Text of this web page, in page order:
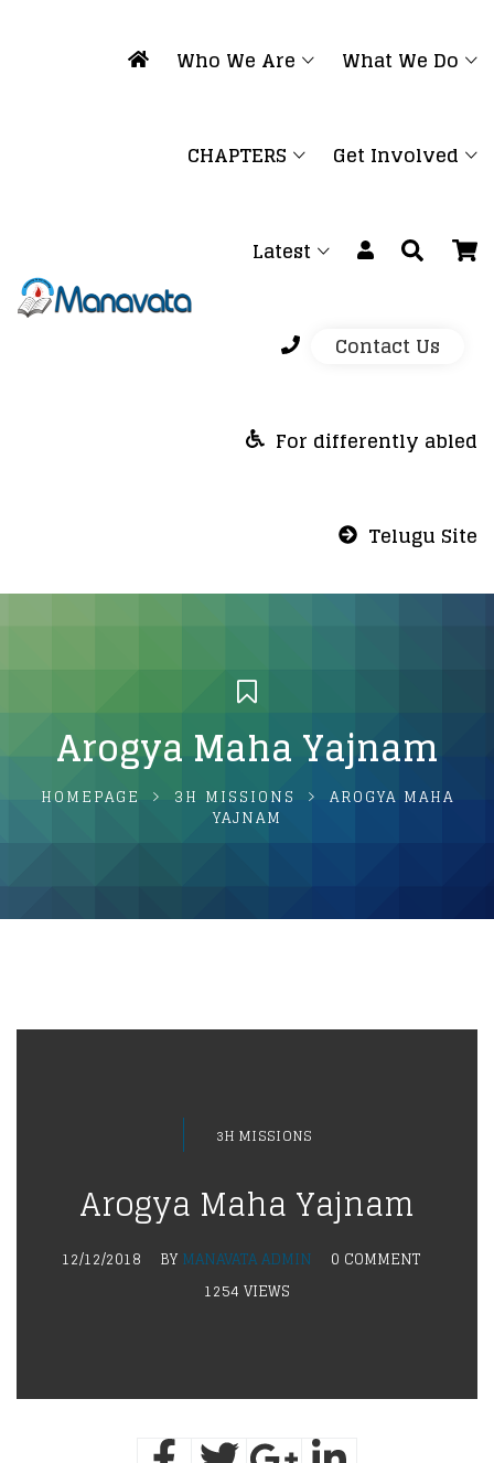
Who We Are What We Do
CHAPTERS Get Involved
Latest
Contact Us
For differently abled
Telugu Site
Arogya Maha Yajnam
HOMEPAGE 3H MISSIONS
AROGYA MAHA
YAJNAM
3H MISSIONS
Arogya Maha Yajnam
12/12/2018 BY MANAVATA ADMIN
0 COMMENT
1254 VIEWS